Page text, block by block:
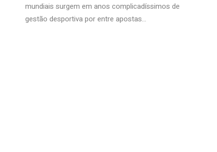
mundiais surgem em anos complicadíssimos de
gestão desportiva por entre apostas...